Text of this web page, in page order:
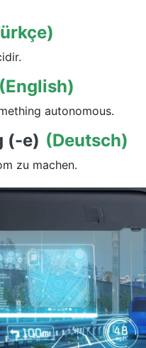
(English)
autonomous.
(-e) (Deutsch)
zu machen.